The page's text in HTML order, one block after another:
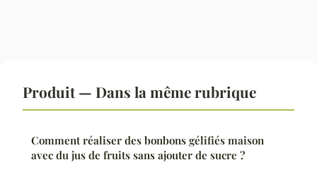
Produit — Dans la même rubrique
Comment réaliser des bonbons gélifiés maison
avec du jus de fruits sans ajouter de sucre ?